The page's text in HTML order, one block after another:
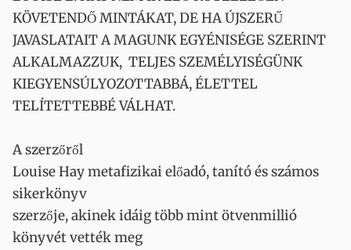
KÖVETENDŐ MINTÁKAT, DE HA ÚJSZERŰ
JAVASLATAIT A MAGUNK EGYÉNISÉGE SZERINT
ALKALMAZZUK, TELJES SZEMÉLYISÉGÜNK
KIEGYENSÚLYOZOTTABBÁ, ÉLETTEL
TELÍTETTEBBÉ VÁLHAT.
A szerzőről
Louise Hay metafizikai előadó, tanító és számos
sikerkönyv
szerzője, akinek idáig több mint ötvenmillió
könyvét vették meg